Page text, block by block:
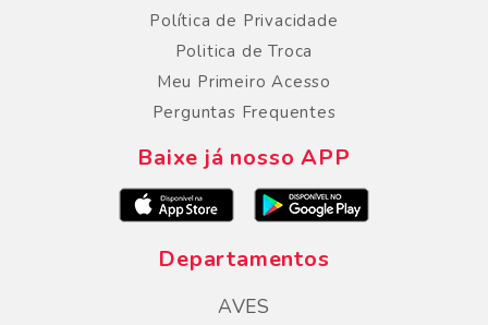
Política de Privacidade
Politica de Troca
Meu Primeiro Acesso
Perguntas Frequentes
Baixe já nosso APP
Departamentos
AVES